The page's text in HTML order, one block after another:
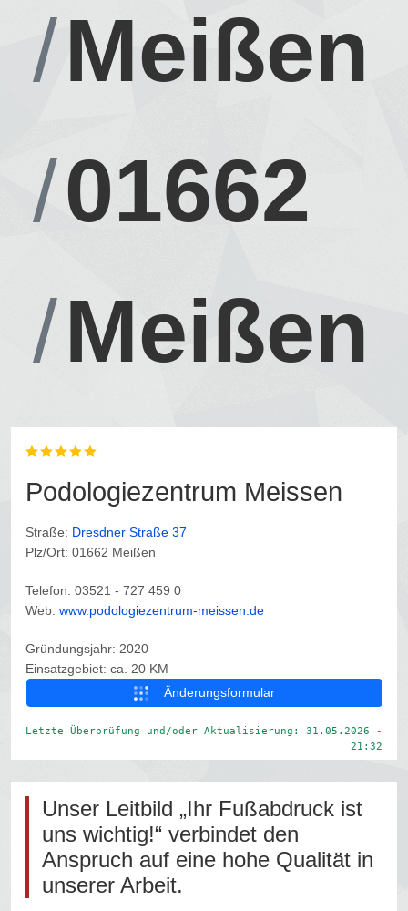
Meißen
01662
Meißen
Podologiezentrum Meissen
Straße: Dresdner Straße 37
Plz/Ort: 01662 Meißen
Telefon: 03521 - 727 459 0
Web: www.podologiezentrum-meissen.de
Gründungsjahr: 2020
Einsatzgebiet: ca. 20 KM
Änderungsformular
Letzte Überprüfung und/oder Aktualisierung: 31.05.2026 -
21:32
Unser Leitbild „Ihr Fußabdruck ist
uns wichtig!“ verbindet den
Anspruch auf eine hohe Qualität in
unserer Arbeit.